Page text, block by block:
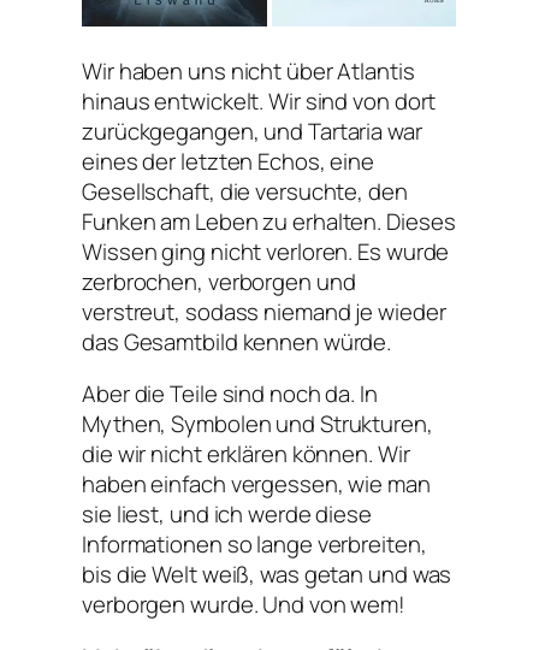
Wir haben uns nicht über Atlantis
hinaus entwickelt. Wir sind von dort
zurückgegangen, und Tartaria war
eines der letzten Echos, eine
Gesellschaft, die versuchte, den
Funken am Leben zu erhalten. Dieses
Wissen ging nicht verloren. Es wurde
zerbrochen, verborgen und
verstreut, sodass niemand je wieder
das Gesamtbild kennen würde.
Aber die Teile sind noch da. In
Mythen, Symbolen und Strukturen,
die wir nicht erklären können. Wir
haben einfach vergessen, wie man
sie liest, und ich werde diese
Informationen so lange verbreiten,
bis die Welt weiß, was getan und was
verborgen wurde. Und von wem!